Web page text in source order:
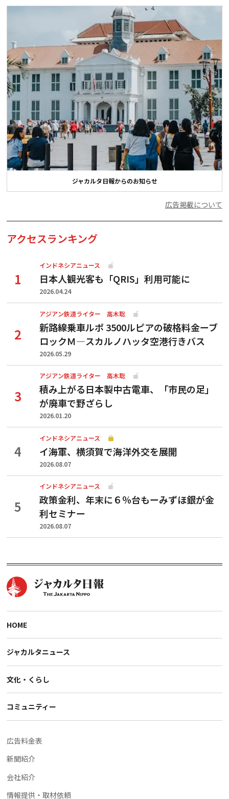
ジャカルタ日報からのお知らせ
広告掲載について
アクセスランキング
インドネシアニュース
日本人観光客も「QRIS」利用可能に
2026.04.24
アジアン鉄道ライター 高木聡
新路線乗車ルポ 3500ルピアの破格料金ーブ
ロックＭ―スカルノハッタ空港行きバス
2026.05.29
アジアン鉄道ライター 高木聡
積み上がる日本製中古電車、「市民の足」
が廃車で野ざらし
2026.01.20
インドネシアニュース
イ海軍、横須賀で海洋外交を展開
2026.08.07
インドネシアニュース
政策金利、年末に６％台もーみずほ銀が金
利セミナー
2026.08.07
HOME
ジャカルタニュース
文化・くらし
コミュニティー
広告料金表
新聞紹介
会社紹介
情報提供・取材依頼